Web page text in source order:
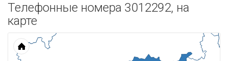
Телефонные номера 3012292, на
карте